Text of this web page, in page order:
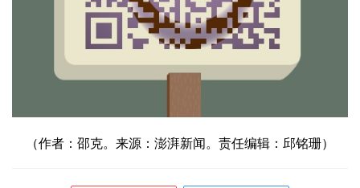
（作者：邵克。来源：澎湃新闻。责任编辑：邱铭珊）